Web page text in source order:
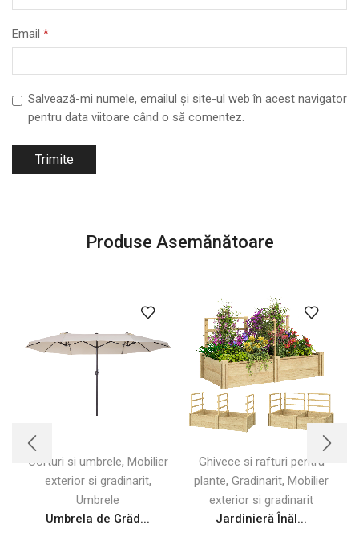
Email *
Salvează-mi numele, emailul și site-ul web în acest navigator
pentru data viitoare când o să comentez.
Produse Asemănătoare
Corturi si umbrele, Mobilier
exterior si gradinarit,
Umbrele
Umbrela de Grăd...
Ghivece si rafturi pentru
plante, Gradinarit, Mobilier
exterior si gradinarit
Jardinieră Înăl...